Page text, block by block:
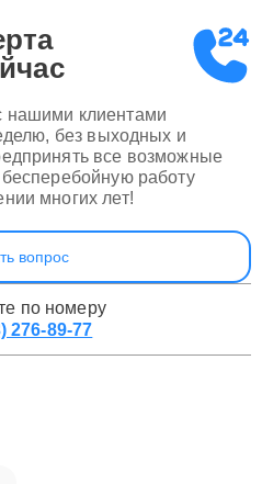
нашими клиентами
без выходных и
все возможные
работу
многих лет!
вопрос
по номеру
276-89-77